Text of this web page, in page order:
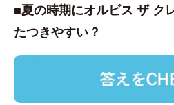
■夏の時期にオルビス ザ ク
たつきやすい？